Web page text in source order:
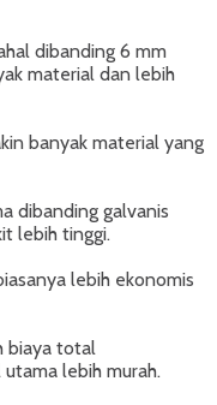
dibanding 6 mm
material dan lebih
banyak material yang
dibanding galvanis
lebih tinggi.
lebih ekonomis
biaya total
lebih murah.